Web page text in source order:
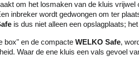
om het losmaken van de kluis
inbreker wordt gedwongen om ter
is dus niet alleen een opslagplaats;
box" en de compacte WELKO Safe,
Waar de ene kluis een vals gevoel